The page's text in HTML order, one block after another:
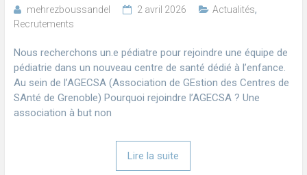
mehrezboussandel 2 avril 2026 Actualités,
Recrutements
Nous recherchons un.e pédiatre pour rejoindre une équipe de
pédiatrie dans un nouveau centre de santé dédié à l’enfance.
Au sein de l’AGECSA (Association de GEstion des Centres de
SAnté de Grenoble) Pourquoi rejoindre l’AGECSA ? Une
association à but non
Lire la suite